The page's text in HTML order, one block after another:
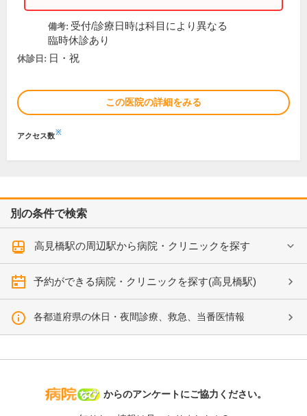
備考: 受付/診療日時は科目により異なる
臨時休診あり
休診日: 日・祝
この医院の詳細をみる
アクセス数※
別の条件で検索
高見橋駅の周辺駅から病院・クリニックを探す
予約ができる病院・クリニックを探す(高見橋駅)
各都道府県の休日・夜間診療、救急、当番医情報
病院なび
からのアンケートにご協力ください。